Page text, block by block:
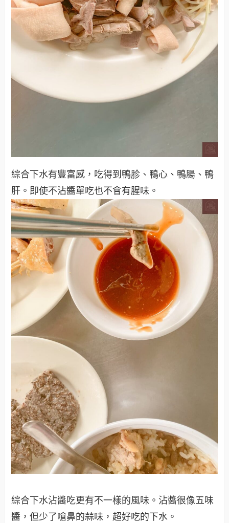
綜合下水有豐富感，吃得到鴨胗、鴨心、鴨腸、鴨
肝。即使不沾醬單吃也不會有腥味。
綜合下水沾醬吃更有不一樣的風味。沾醬很像五味
醬，但少了嗆鼻的蒜味，超好吃的下水。